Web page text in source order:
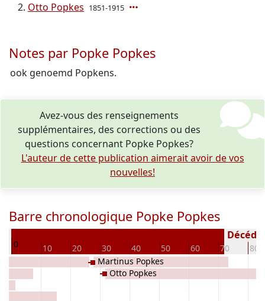
Otto Popkes 1851-1915
Notes par Popke Popkes
ook genoemd Popkens.
Avez-vous des renseignements
supplémentaires, des corrections ou des
questions concernant Popke Popkes?
L'auteur de cette publication aimerait avoir de vos
nouvelles!
Barre chronologique Popke Popkes
0 10 20 30 40 50 60 70 80
Martinus Popkes
Otto Popkes